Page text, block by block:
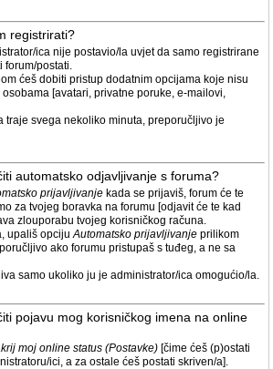
registrirati?
ica nije postavio/la uvjet da samo registrirane
forum/postati.
ćeš dobiti pristup dodatnim opcijama koje nisu
[avatari, privatne poruke, e-mailovi,
traje svega nekoliko minuta, preporučljivo je
automatsko odjavljivanje s foruma?
prijavljivanje kada se prijaviš, forum će te
za tvojeg boravka na forumu [odjavit će te kad
zlouporabu tvojeg korisničkog računa.
upališ opcijuAutomatsko prijavljivanje prilikom
ako forumu pristupaš s tuđeg, a ne sa
samo ukoliko ju je administrator/ica omogućio/la.
pojavu mog korisničkog imena na online
moj online status (Postavke) [čime ćeš (p)ostati
ici, a za ostale ćeš postati skriven/a].